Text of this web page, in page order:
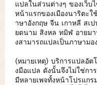
แปลในส่วนต่างๆ ของเว็บ
หน้าแรกของเมืองนาริตะ
าษาอังกฤษ จีน เกาหลี สเ
ยดนาม สิงหล ทมิฬ อายม
งสามารถแปลเป็นภาษามอ
(หมายเหตุ) บริการแปลอัต
งมือแปล ดังนั้นจึงไม่ใช่กา
มีหลายเพจทั้งหน้าโปรแก